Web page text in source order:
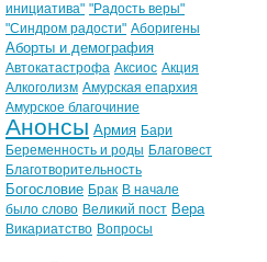
инициатива" "Радость веры"
"Синдром радости" Аборигены
Аборты и демография
Автокатастрофа Аксиос Акция
Алкоголизм Амурская епархия
Амурское благочиние
Анонсы Армия Бари
Беременность и роды Благовест
Благотворительность
Богословие Брак В начале
было слово Великий пост Вера
Викариатство Вопросы